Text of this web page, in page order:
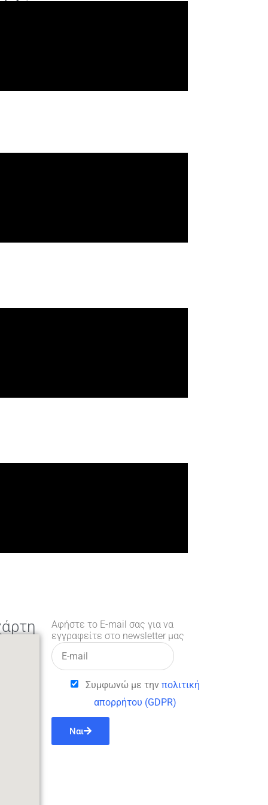
Αφήστε το E-mail σας για να
εγγραφείτε στο newsletter μας
Συμφωνώ με την πολιτική
απορρήτου (GDPR)
Ναι